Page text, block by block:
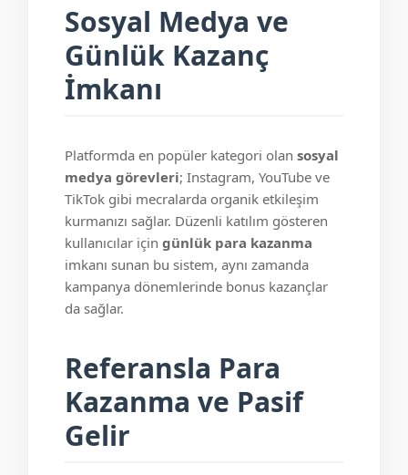
Sosyal Medya ve
Günlük Kazanç
İmkanı
Platformda en popüler kategori olan sosyal
medya görevleri; Instagram, YouTube ve
TikTok gibi mecralarda organik etkileşim
kurmanızı sağlar. Düzenli katılım gösteren
kullanıcılar için günlük para kazanma
imkanı sunan bu sistem, aynı zamanda
kampanya dönemlerinde bonus kazançlar
da sağlar.
Referansla Para
Kazanma ve Pasif
Gelir